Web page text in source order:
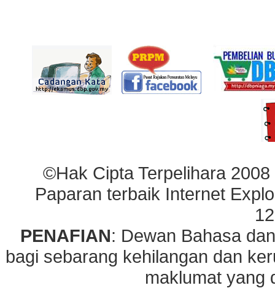
©Hak Cipta Terpelihara
Paparan terbaik Internet
PENAFIAN: Dewan Bahasa
bagi sebarang kehilangan dan
maklumat yang